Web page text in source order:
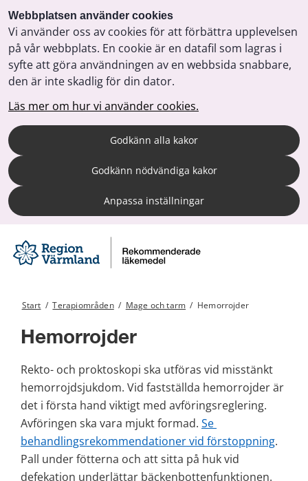
Webbplatsen använder cookies
Vi använder oss av cookies för att förbättra upplevelsen
på vår webbplats. En cookie är en datafil som lagras i
syfte att göra användningen av en webbsida snabbare,
den är inte skadlig för din dator.
Läs mer om hur vi använder cookies.
Godkänn alla kakor
Godkänn nödvändiga kakor
Anpassa inställningar
Start / Terapiområden / Mage och tarm / Hemorrojder
Hemorrojder
Rekto- och proktoskopi ska utföras vid misstänkt
hemorrojdsjukdom. Vid fastställda hemorrojder är
det i första hand viktigt med avföringsreglering.
Avföringen ska vara mjukt formad. Se
behandlingsrekommendationer vid förstoppning.
Pall under fötterna och att sitta på huk vid
defekation underlättar bäckenbottenfunktionen.